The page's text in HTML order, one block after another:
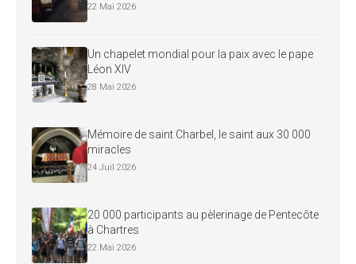
22 Mai 2026
Un chapelet mondial pour la paix avec le pape
Léon XIV
28 Mai 2026
Mémoire de saint Charbel, le saint aux 30 000
miracles
24 Juil 2026
20 000 participants au pèlerinage de Pentecôte
à Chartres
22 Mai 2026